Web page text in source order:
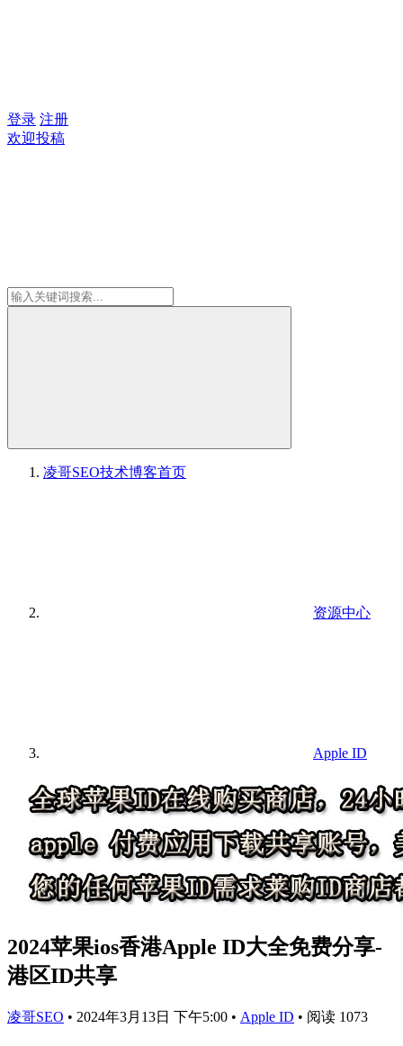
登录 注册
欢迎投稿
凌哥SEO技术博客首页
资源中心
Apple ID
2024苹果ios香港Apple ID大全免费分享-
港区ID共享
凌哥SEO • 2024年3月13日 下午5:00 • Apple ID • 阅读 1073